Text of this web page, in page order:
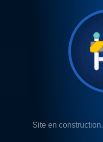
Site en construction.